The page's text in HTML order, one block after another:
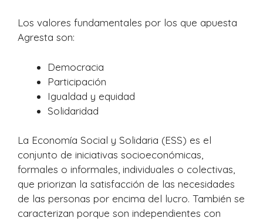
Los valores fundamentales por los que apuesta
Agresta son:
Democracia
Participación
Igualdad y equidad
Solidaridad
La Economía Social y Solidaria (ESS) es el
conjunto de iniciativas socioeconómicas,
formales o informales, individuales o colectivas,
que priorizan la satisfacción de las necesidades
de las personas por encima del lucro. También se
caracterizan porque son independientes con